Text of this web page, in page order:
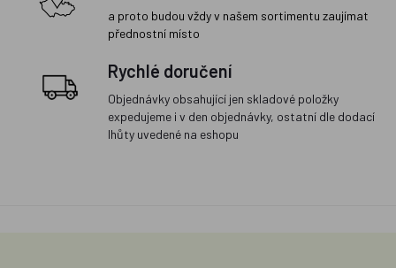
a proto budou vždy v našem sortimentu zaujímat
přednostní místo
Rychlé doručení
Objednávky obsahující jen skladové položky
expedujeme i v den objednávky, ostatní dle dodací
lhůty uvedené na eshopu